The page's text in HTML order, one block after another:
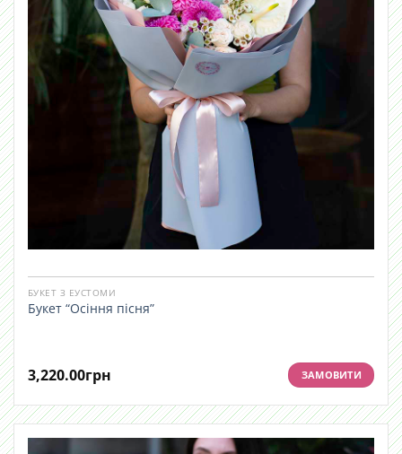
БУКЕТ З ЕУСТОМИ
Букет “Осіння пісня”
3,220.00грн ЗАМОВИТИ